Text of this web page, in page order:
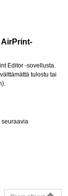
AirPrint-
Editor -sovellusta.
tulostu tai